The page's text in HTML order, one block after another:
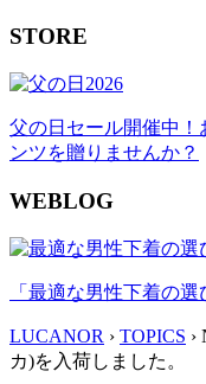
STORE
父の日セール開催中
ンツを贈りませんか？
WEBLOG
「最適な男性下着の
LUCANOR › TOPICS ›
カ)を入荷しました。